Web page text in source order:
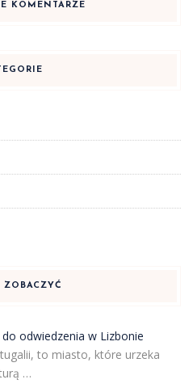
KOMENTARZE
ZOBACZYĆ
odwiedzenia w Lizbonie
to miasto, które urzeka
…